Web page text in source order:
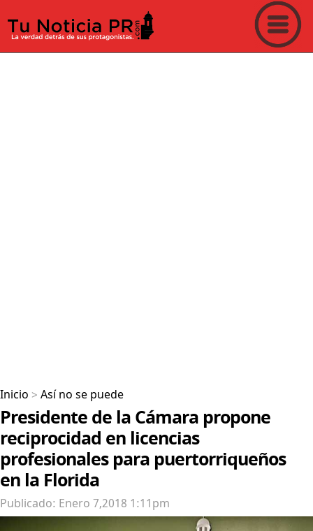
Inicio > Así no se puede
Presidente de la Cámara propone
reciprocidad en licencias
profesionales para puertorriqueños
en la Florida
Publicado: Enero 7,2018 1:11pm